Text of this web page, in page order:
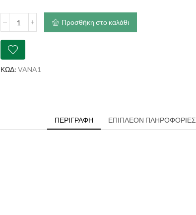
Lavender
ποσότητα
Προσθήκη στο καλάθι
ΚΩΔ: VANA1
ΠΕΡΙΓΡΑΦΉ ΕΠΙΠΛΈΟΝ ΠΛΗΡΟΦΟΡΊΕΣ